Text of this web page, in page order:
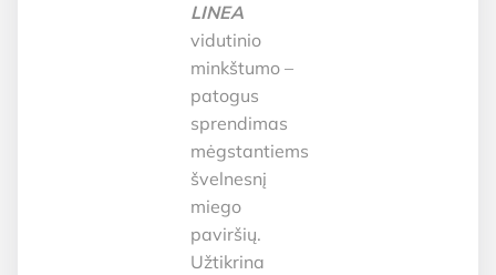
LINEA
vidutinio
minkštumo –
patogus
sprendimas
mėgstantiems
švelnesnį
miego
paviršių.
Užtikrina